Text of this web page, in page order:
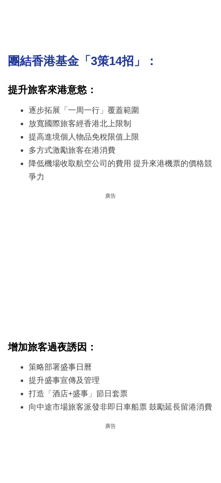
團結香港基金「3策14招」：
提升旅客來港意慾：
逐步拓展「一周一行」覆蓋範圍
放寬國際旅客經香港北上限制
提高進境個人物品免稅限值上限
多方式激勵旅客在港消費
降低機場收取航空公司的費用 提升來港機票的價格競
爭力
廣告
增加旅客過夜誘因：
策略部署盛事日曆
提升盛事宣傳及管理
打造「酒店+盛事」節日套票
向中途市場旅客派發非即日車船票 鼓勵延長留港消費
廣告